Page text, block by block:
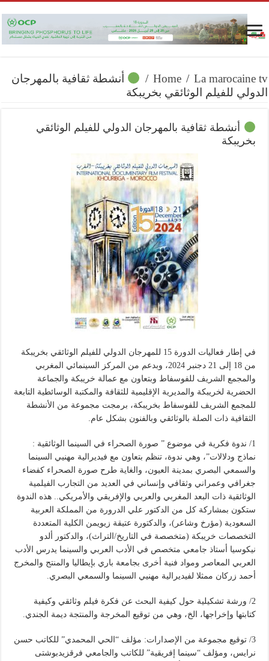
Home / La marocaine tv
/
أنشطة ثقافية بالمهرجان
الدولي للفيلم الوثائقي بخريبكة
أنشطة ثقافية بالمهرجان الدولي للفيلم الوثائقي
بخريبكة
في إطار فعاليات الدورة 15 للمهرجان الدولي للفيلم الوثائقي بخريبكة
من 18 إلى 21 دجنبر 2024، وبدعم من المركز السينمائي المغربي
والمجمع الشريف للفوسفاط وبتعاون مع عمالة خريبكة والجماعة
الحضرية لخريبكة والمديرية الإقليمية للثقافة والمكتبة الوسائطية التابعة
للمجمع الشريف للفوسفاط بخريبكة، برمجت مجموعة من الأنشطة
الثقافية ذات الصلة بالوثائقي وبالفنون بشكل عام.
1/ ندوة فكرية في موضوع ” صورة الصحراء في السينما الوثائقية :
نماذج ودلالات”، وهي ندوة، تنظم بتعاون مع فيديرالية مهنيي السينما
والسمعي البصري بمدينة العيون، والغاية طرح صورة الصحراء كفضاء
جغرافي وعمراني وثقافي وإنساني في العديد من التجارب الفيلمية
الوثائقية ذات البعد المغربي والعربي والإفريقي والأمريكي.. هذه الندوة
ستكون بمشاركة كل من الدكتور علي الدرورة من المملكة العربية
السعودية (مؤرخ وشاعر)، والدكتورة عتيقة زيويمن الكلية المتعددة
التخصصات خريبكة (متخصصة في التاريخ/التراث)، والدكتور ألدو
نيكوسيا أستاذ جامعي متخصص في الأدب العربي والسينما يدرس الأدب
العربي المعاصر ومواد فنية أخرى بجامعة باري بإيطاليا والمنتج والمخرج
أحمد زركان ممثلا لفيديرالية مهنيي السينما والسمعي البصري.
2/ ورشة تشكيلية حول كيفية البحث عن فكرة فيلم وثائقي وكيفية
كتابتها وإخراجها، الخ، وهي من توقيع المخرجة والمنتجة ديمة الجندي.
3/ توقيع مجموعة من الإصدارات: مؤلف “الحي المحمدي” للكاتب حسن
نرايس، ومؤلف “سينما إفريقية” للكاتب والجامعي فرقزيدبوشتى